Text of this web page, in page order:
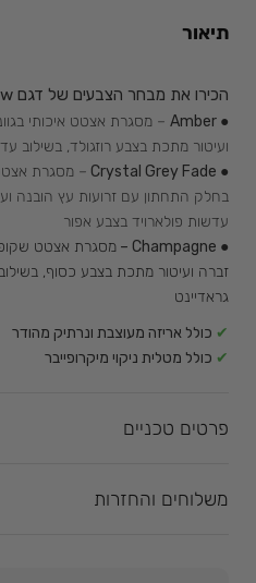
תיאור
הכירו את מבחר הצבעים של דגם Arrow:
● Amber
– מסגרת אצטט איכותי
ועיטור מתכת בצבע רוזגולד, בשילוב
● Crystal Grey Fade
– מסגרת
בחלק התחתון עם זרועות עץ הובנה
עדשות פולארויד בצבע אפור
● Champagne –
מסגרת אצטט
זברה ועיטור מתכת בצבע כסוף,
גראדיינט
✔ כולל אריזה מעוצבת ונרתיק מהודר
✔ כולל מטלית ניקוי מיקרופייבר
פרטים טכניים
משלוחים והחזרות